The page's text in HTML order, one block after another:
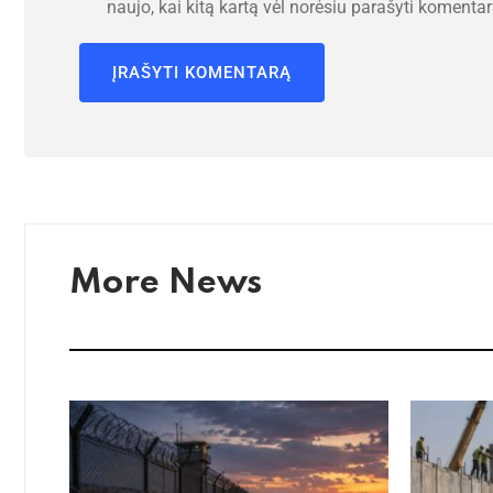
naujo, kai kitą kartą vėl norėsiu parašyti
More News